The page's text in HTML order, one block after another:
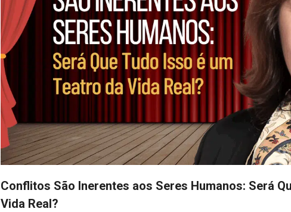
Conflitos São Inerentes aos Seres Humanos: Será
Vida Real?